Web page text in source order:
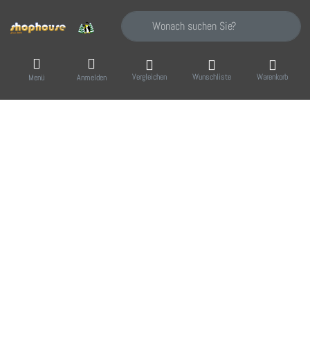
Geben Sie einen Suchbegriff ein. Während
Menü Anmelden Vergleichen Wunschliste Warenkorb